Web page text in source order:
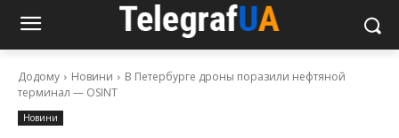
Додому Новини
В Петербурге дроны поразили нефтяной
терминал — OSINT
Новини